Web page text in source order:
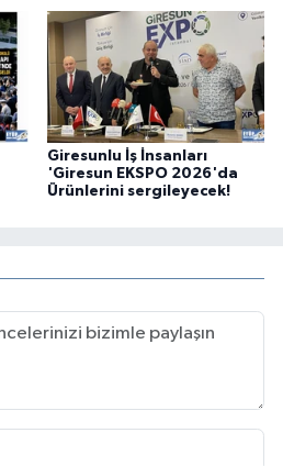
Giresunlu İş İnsanları
'Giresun EKSPO 2026'da
Ürünlerini sergileyecek!